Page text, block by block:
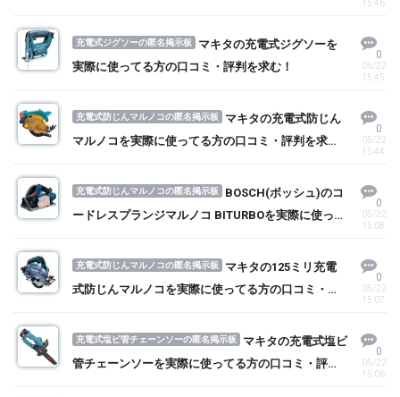
15:46
充電式ジグソーの匿名掲示板
マキタの充電式ジグソーを
実際に使ってる方の口コミ・評判を求む！
0
05/22
15:45
充電式防じんマルノコの匿名掲示板
マキタの充電式防じん
マルノコを実際に使ってる方の口コミ・評判を求
0
05/22
15:44
充電式防じんマルノコの匿名掲示板
BOSCH(ボッシュ)のコ
ードレスプランジマルノコ BITURBOを実際に使って
0
05/22
15:08
充電式防じんマルノコの匿名掲示板
マキタの125ミリ充電
式防じんマルノコを実際に使ってる方の口コミ・評
0
05/22
15:07
充電式塩ビ管チェーンソーの匿名掲示板
マキタの充電式塩ビ
管チェーンソーを実際に使ってる方の口コミ・評判
0
05/22
15:06